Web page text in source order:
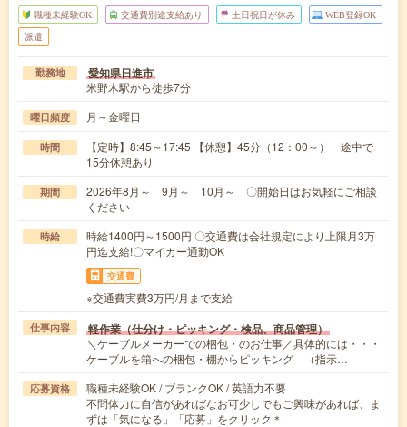
職種未経験OK 交通費別途支給あり 土日祝日が休み WEB登録OK
派遣
勤務地 愛知県日進市
米野木駅から徒歩7分
曜日頻度 月～金曜日
時間
【定時】8:45～17:45 【休憩】45分（12：00～） 途中で
15分休憩あり
期間
2026年8月～ 9月～ 10月～ 〇開始日はお気軽にご相談
ください
時給
時給1400円～1500円 〇交通費は会社規定により上限月3万
円迄支給!〇マイカー通勤OK
交通費
※交通費実費3万円/月まで支給
仕事内容 軽作業（仕分け・ピッキング・検品、商品管理）
＼ケーブルメーカーでの梱包・のお仕事／具体的には・・・
ケーブルを箱への梱包・棚からピッキング （指示…
応募資格
職種未経験OK / ブランクOK / 英語力不要
不問体力に自信があればなお可少しでもご興味があれば、ま
ずは「気になる」「応募」をクリック＊